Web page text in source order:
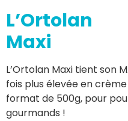
L’Ortolan
Maxi
L’Ortolan Maxi tient son
fois plus élevée en crème
format de 500g, pour
gourmands !